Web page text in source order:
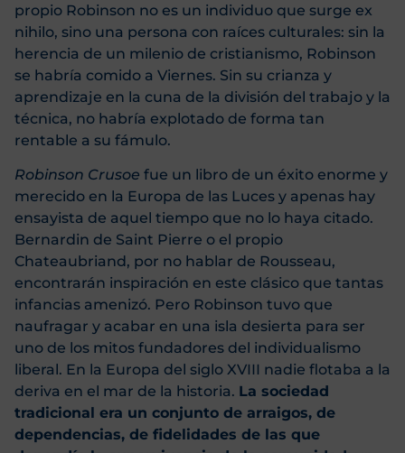
propio Robinson no es un individuo que surge ex
nihilo, sino una persona con raíces culturales: sin la
herencia de un milenio de cristianismo, Robinson
se habría comido a Viernes. Sin su crianza y
aprendizaje en la cuna de la división del trabajo y la
técnica, no habría explotado de forma tan
rentable a su fámulo.
Robinson Crusoe fue un libro de un éxito enorme y
merecido en la Europa de las Luces y apenas hay
ensayista de aquel tiempo que no lo haya citado.
Bernardin de Saint Pierre o el propio
Chateaubriand, por no hablar de Rousseau,
encontrarán inspiración en este clásico que tantas
infancias amenizó. Pero Robinson tuvo que
naufragar y acabar en una isla desierta para ser
uno de los mitos fundadores del individualismo
liberal. En la Europa del siglo XVIII nadie flotaba a la
deriva en el mar de la historia. La sociedad
tradicional era un conjunto de arraigos, de
dependencias, de fidelidades de las que